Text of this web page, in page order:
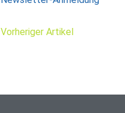
Vorheriger Artikel